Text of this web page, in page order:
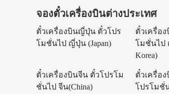
จองตั๋วเครื่องบินต่างประเทศ
ตั๋วเครื่องบินญี่ปุ่น ตั๋วโปร
โมชั่นไป ญี่ปุ่น (Japan)
ตั๋วเครื่อ
โมชั่นไป
Korea)
ตั๋วเครื่องบินจีน ตั๋วโปรโม
ชั่นไป จีน(China)
ตั๋วเครื่อ
โปรโมชั่